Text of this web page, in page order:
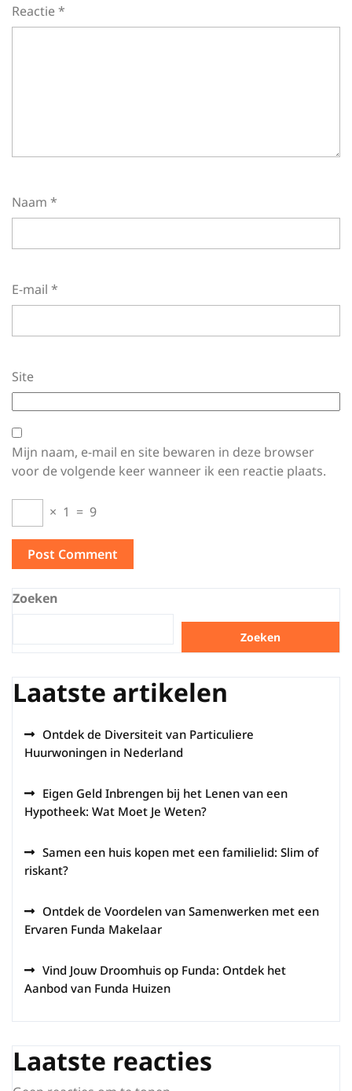
Reactie*
Naam *
E-mail *
Site
Mijn naam, e-mail en site bewaren in deze browser
voor de volgende keer wanneer ik een reactie plaats.
× 1 = 9
Zoeken
Zoeken
Laatste artikelen
Ontdek de Diversiteit van Particuliere
Huurwoningen in Nederland
Eigen Geld Inbrengen bij het Lenen van een
Hypotheek: Wat Moet Je Weten?
Samen een huis kopen met een familielid: Slim of
riskant?
Ontdek de Voordelen van Samenwerken met een
Ervaren Funda Makelaar
Vind Jouw Droomhuis op Funda: Ontdek het
Aanbod van Funda Huizen
Laatste reacties